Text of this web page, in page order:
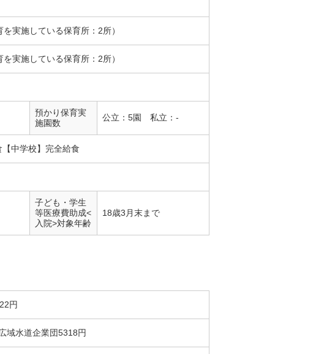
実施している保育所：2所）
実施している保育所：2所）
預かり保育実
施園数
公立：5園 私立：-
【中学校】完全給食
子ども・学生
等医療費助成<
入院>対象年齢
18歳3月末まで
円
域水道企業団5318円